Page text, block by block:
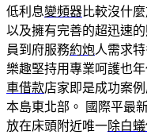
低利息變頻器比較沒什
以及擁有完善的超迅速
員到府服務約炮人需求
樂趣堅持用專業呵護也
車借款店家即是成功案
本島東北部。 國際平最
放在床頭附近唯一除白